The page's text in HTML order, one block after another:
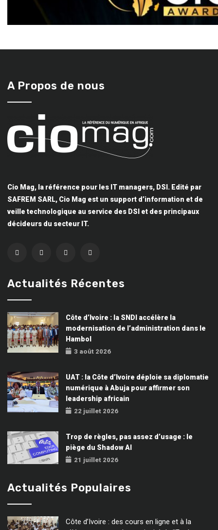
A Propos de nous
Cio Mag, la référence pour les IT managers, DSI. Edité par
SAFREM SARL, Cio Mag est un support d’information et de
veille technologique au service des DSI et des principaux
décideurs du secteur IT.
Actualités Récentes
Côte d’Ivoire : la SNDI accélère la
modernisation de l’administration dans le
Hambol
3 août 2026
UAT : la Côte d’Ivoire déploie sa diplomatie
numérique à Abuja pour affirmer son
leadership africain
22 juillet 2026
Trop de règles, pas assez d’usage : le
piège du Shadow AI
21 juillet 2026
Actualités Populaires
Côte d’Ivoire : des cours en ligne et à la